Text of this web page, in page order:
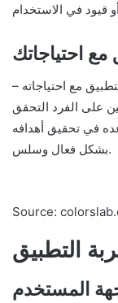
احتياجاتك
– يجب على المستخدم مراجعة مدى توافق التطبيق مع احتياجاته
على الفرد التحقق
في تحقيق أهدافه
بشكل فعال وسلس.
Source:
التطبيق
المستخدم